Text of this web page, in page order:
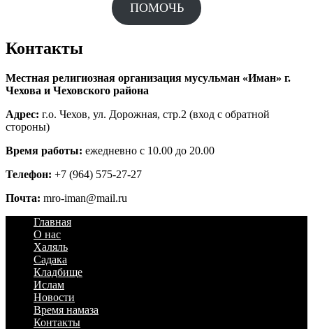
ПОМОЧЬ
Контакты
Местная религиозная организация мусульман «Иман» г.
Чехова и Чеховского района
Адрес: г.о. Чехов, ул. Дорожная, стр.2 (вход с обратной
стороны)
Время работы: ежедневно с 10.00 до 20.00
Телефон: +7 (964) 575-27-27
Почта: mro-iman@mail.ru
Главная
О нас
Халяль
Садака
Кладбище
Ислам
Новости
Время намаза
Контакты